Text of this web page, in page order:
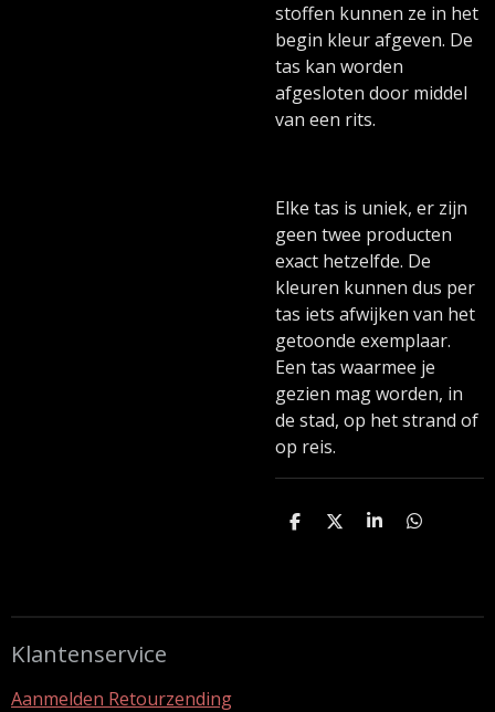
stoffen kunnen ze in het
begin kleur afgeven. De
tas kan worden
afgesloten door middel
van een rits.
Elke tas is uniek, er zijn
geen twee producten
exact hetzelfde. De
kleuren kunnen dus per
tas iets afwijken van het
getoonde exemplaar.
Een tas waarmee je
gezien mag worden, in
de stad, op het strand of
op reis.
D
D
S
D
Klantenservice
Aanmelden Retourzending